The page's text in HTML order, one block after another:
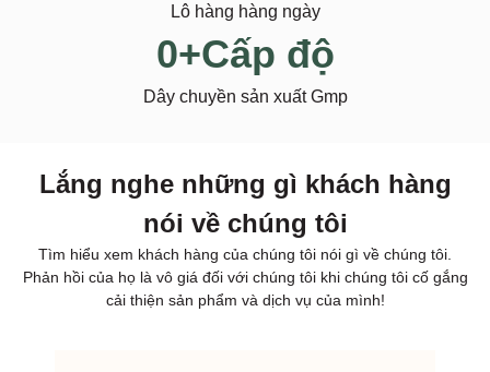
Lô hàng hàng ngày
Dây chuyền sản xuất Gmp
0+Cấp độ
Lắng nghe những gì khách hàng
nói về chúng tôi
Tìm hiểu xem khách hàng của chúng tôi nói gì về chúng tôi.
Phản hồi của họ là vô giá đối với chúng tôi khi chúng tôi cố gắng
cải thiện sản phẩm và dịch vụ của mình!